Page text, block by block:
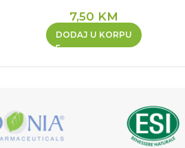
7,50 KM
DODAJ U KORPU